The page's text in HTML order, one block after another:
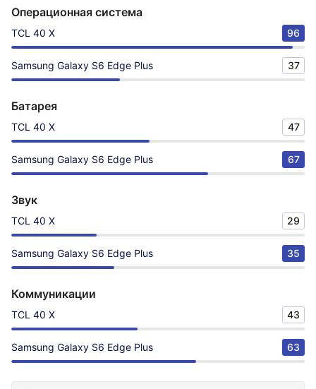
Операционная система
TCL 40 X 96
Samsung Galaxy S6 Edge Plus 37
Батарея
TCL 40 X 47
Samsung Galaxy S6 Edge Plus 67
Звук
TCL 40 X 29
Samsung Galaxy S6 Edge Plus 35
Коммуникации
TCL 40 X 43
Samsung Galaxy S6 Edge Plus 63